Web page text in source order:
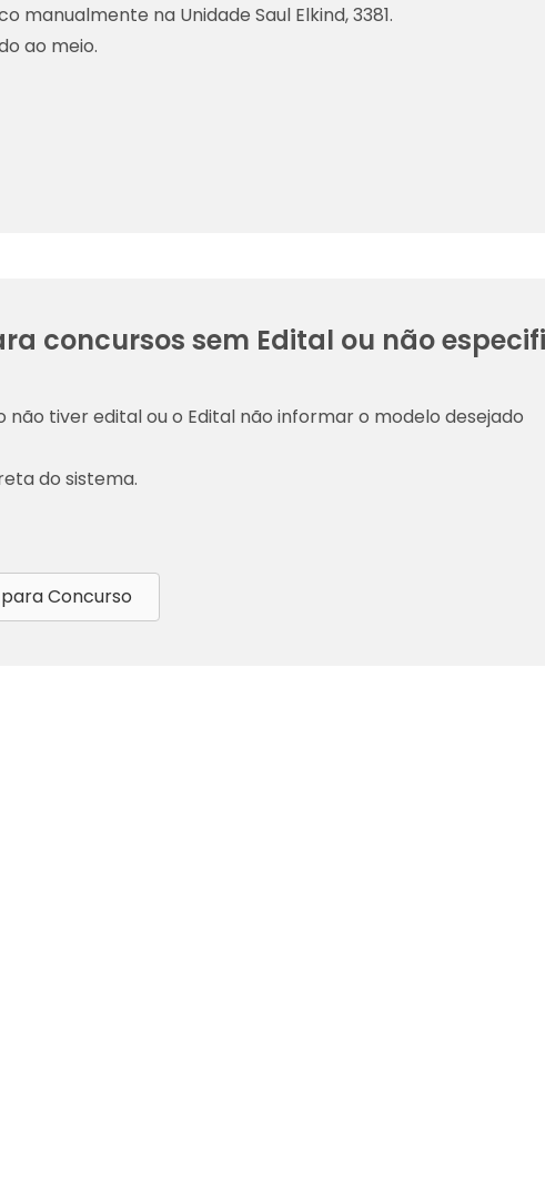
na Unidade Saul Elkind, 3381.
ao meio.
concursos sem Edital ou não
tiver edital ou o Edital não informar o modelo desejado
do sistema.
Concurso